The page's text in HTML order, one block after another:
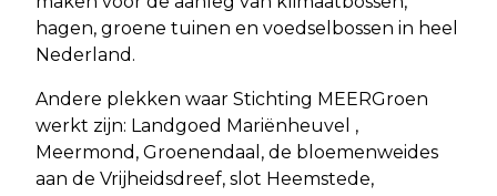
hagen, groene tuinen en voedselbossen in heel
Nederland.
Andere plekken waar Stichting MEERGroen
werkt zijn: Landgoed Mariënheuvel ,
Meermond, Groenendaal, de bloemenweides
aan de Vrijheidsdreef, slot Heemstede,